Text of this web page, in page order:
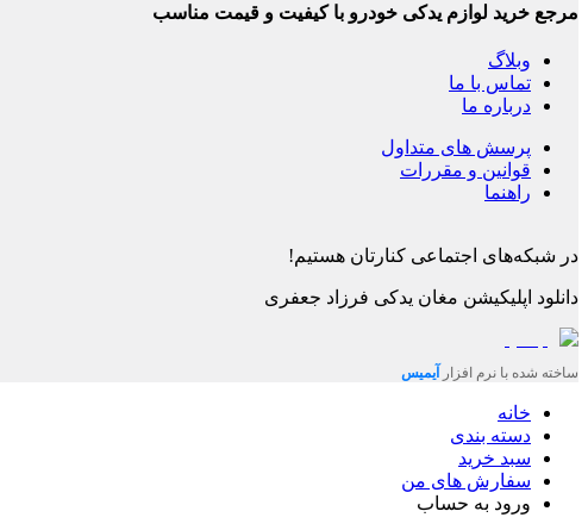
مرجع خرید لوازم یدکی خودرو با کیفیت و قیمت مناسب
وبلاگ
تماس با ما
درباره ما
پرسش های متداول
قوانین و مقررات
راهنما
در شبکه‌های اجتماعی کنارتان هستیم!
دانلود اپلیکیشن مغان یدکی فرزاد جعفری
ساخته شده با نرم افزار آیمیس
خانه
دسته بندی
سبد خرید
سفارش های من
ورود به حساب